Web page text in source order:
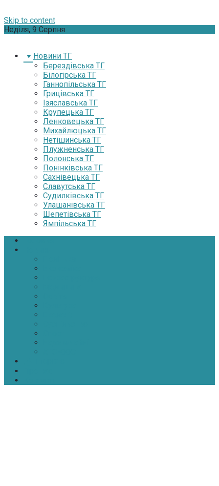
Skip to content
Неділя, 9 Серпня
Новини ТГ
Берездівська ТГ
Білогірська ТГ
Ганнопільська ТГ
Грицівська ТГ
Ізяславська ТГ
Крупецька ТГ
Ленковецька ТГ
Михайлюцька ТГ
Нетішинська ТГ
Плужненська ТГ
Полонська ТГ
Понінківська ТГ
Сахнівецька ТГ
Славутська ТГ
Судилківська ТГ
Улашанівська ТГ
Шепетівська ТГ
Ямпільська ТГ